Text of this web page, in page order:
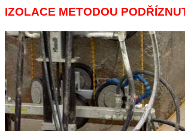
IZOLACE METODOU